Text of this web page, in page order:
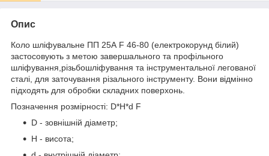
Опис
Коло шліфувальне ПП 25А F 46-80 (електрокорунд білий)
застосовують з метою завершального та профільного
шліфування,різьбошліфування та інструментальної легованої
сталі, для заточування різального інструменту. Вони відмінно
підходять для обробки складних поверхонь.
Позначення розмірності: D*H*d F
D - зовнішній діаметр;
H - висота;